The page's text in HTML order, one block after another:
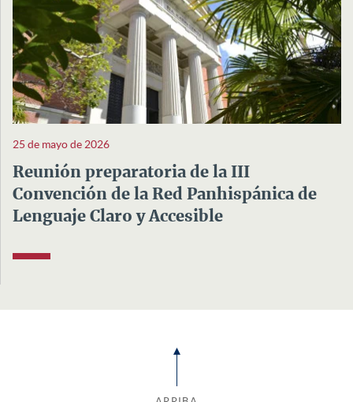
25 de mayo de 2026
Reunión preparatoria de la III
Convención de la Red Panhispánica de
Lenguaje Claro y Accesible